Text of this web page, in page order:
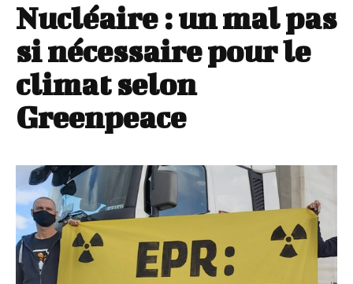
Nucléaire : un mal pas
si nécessaire pour le
climat selon
Greenpeace